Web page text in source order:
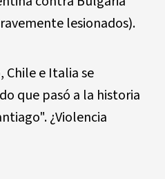
lesionados).
Chile e Italia se
que pasó a la historia
¿Violencia